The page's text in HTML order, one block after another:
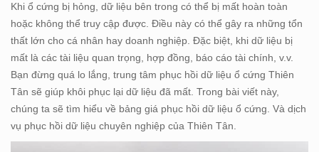
Khi ổ cứng bị hỏng, dữ liệu bên trong có thể bị mất hoàn toàn
hoặc không thể truy cập được. Điều này có thể gây ra những tổn
thất lớn cho cá nhân hay doanh nghiệp. Đặc biệt, khi dữ liệu bị
mất là các tài liệu quan trọng, hợp đồng, báo cáo tài chính, v.v.
Bạn đừng quá lo lắng, trung tâm phục hồi dữ liệu ổ cứng Thiên
Tân sẽ giúp khôi phục lại dữ liệu đã mất. Trong bài viết này,
chúng ta sẽ tìm hiểu về bảng giá phục hồi dữ liệu ổ cứng. Và dịch
vụ phục hồi dữ liệu chuyên nghiệp của Thiên Tân.